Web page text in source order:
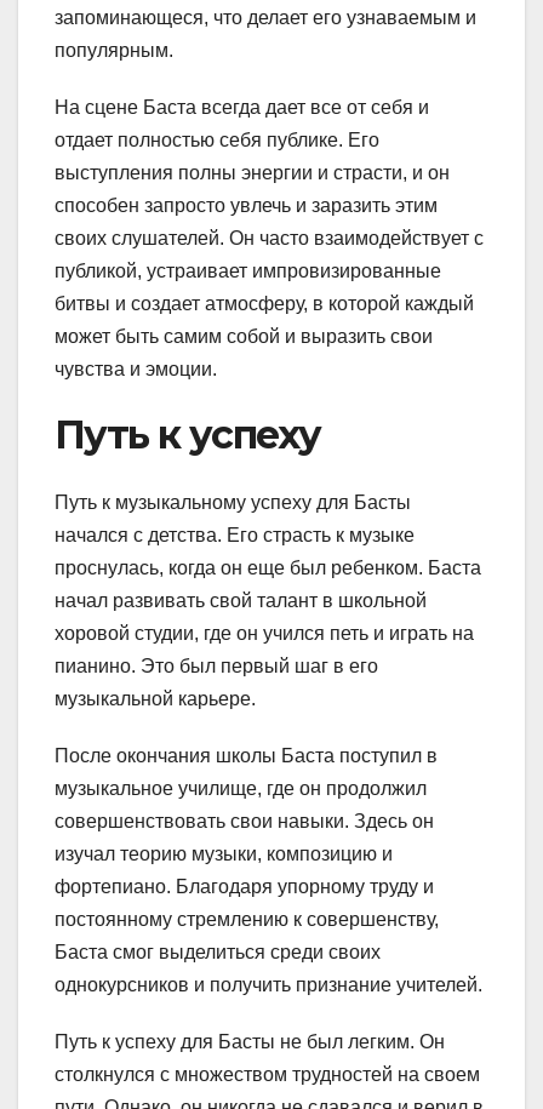
запоминающеся, что делает его узнаваемым и
популярным.
На сцене Баста всегда дает все от себя и
отдает полностью себя публике. Его
выступления полны энергии и страсти, и он
способен запросто увлечь и заразить этим
своих слушателей. Он часто взаимодействует с
публикой, устраивает импровизированные
битвы и создает атмосферу, в которой каждый
может быть самим собой и выразить свои
чувства и эмоции.
Путь к успеху
Путь к музыкальному успеху для Басты
начался с детства. Его страсть к музыке
проснулась, когда он еще был ребенком. Баста
начал развивать свой талант в школьной
хоровой студии, где он учился петь и играть на
пианино. Это был первый шаг в его
музыкальной карьере.
После окончания школы Баста поступил в
музыкальное училище, где он продолжил
совершенствовать свои навыки. Здесь он
изучал теорию музыки, композицию и
фортепиано. Благодаря упорному труду и
постоянному стремлению к совершенству,
Баста смог выделиться среди своих
однокурсников и получить признание учителей.
Путь к успеху для Басты не был легким. Он
столкнулся с множеством трудностей на своем